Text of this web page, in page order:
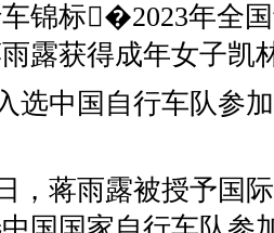
锦标�2023年全
露获得成年女子凯
选中国自行车队参
，蒋雨露被授予国